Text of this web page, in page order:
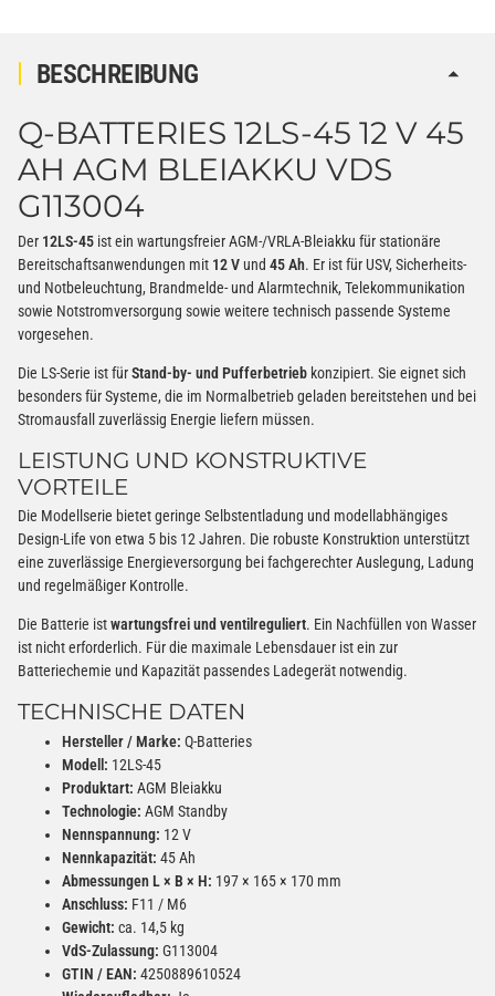
BESCHREIBUNG
Q-BATTERIES 12LS-45 12 V 45
AH AGM BLEIAKKU VDS
G113004
Der 12LS-45 ist ein wartungsfreier AGM-/VRLA-Bleiakku für stationäre
Bereitschaftsanwendungen mit 12 V und 45 Ah. Er ist für USV, Sicherheits-
und Notbeleuchtung, Brandmelde- und Alarmtechnik, Telekommunikation
sowie Notstromversorgung sowie weitere technisch passende Systeme
vorgesehen.
Die LS-Serie ist fürStand-by- und Pufferbetrieb konzipiert. Sie eignet sich
besonders für Systeme, die im Normalbetrieb geladen bereitstehen und bei
Stromausfall zuverlässig Energie liefern müssen.
LEISTUNG UND KONSTRUKTIVE
VORTEILE
Die Modellserie bietet geringe Selbstentladung und modellabhängiges
Design-Life von etwa 5 bis 12 Jahren. Die robuste Konstruktion unterstützt
eine zuverlässige Energieversorgung bei fachgerechter Auslegung, Ladung
und regelmäßiger Kontrolle.
Die Batterie istwartungsfrei und ventilreguliert. Ein Nachfüllen von Wasser
ist nicht erforderlich. Für die maximale Lebensdauer ist ein zur
Batteriechemie und Kapazität passendes Ladegerät notwendig.
TECHNISCHE DATEN
Hersteller / Marke: Q-Batteries
Modell: 12LS-45
Produktart: AGM Bleiakku
Technologie: AGM Standby
Nennspannung: 12 V
Nennkapazität: 45 Ah
Abmessungen L × B × H: 197 × 165 × 170 mm
Anschluss: F11 / M6
Gewicht: ca. 14,5 kg
VdS-Zulassung: G113004
GTIN / EAN: 4250889610524